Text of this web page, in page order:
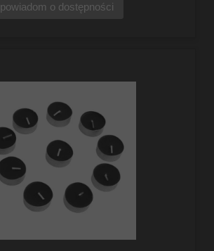
powiadom o dostępności